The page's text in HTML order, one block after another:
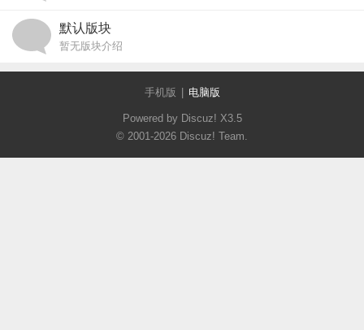
默认版块
暂无版块介绍
手机版 电脑版
Powered by Discuz! X3.5
© 2001-2026 Discuz! Team.